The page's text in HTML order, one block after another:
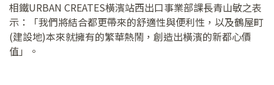
相鐵URBAN CREATES橫濱站西出口事業部課長青山敏之表
示：「我們將結合都更帶來的舒適性與便利性，以及鶴屋町
(建設地)本來就擁有的繁華熱鬧，創造出橫濱的新都心價
值」。